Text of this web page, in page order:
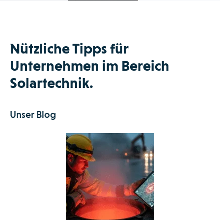
Nützliche Tipps für
Unternehmen im Bereich
Solartechnik.
Unser Blog